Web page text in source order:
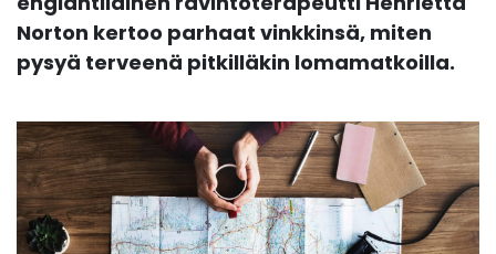
Norton kertoo parhaat vinkkinsä, miten
pysyä terveenä pitkilläkin lomamatkoilla.